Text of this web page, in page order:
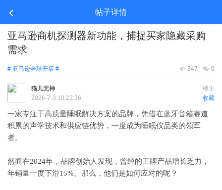
帖子详情
亚马逊商机探测器新功能，捕捉买家隐藏采购
需求
# 亚马逊全球开店 # 0
347
楼主
猫儿无神
收藏
2026-7-3 10:23:36
一家专注于高质量睡眠解决方案的品牌，凭借在蓝牙音箱赛道
积累的声学技术和供应链优势，一度成为睡眠仪品类的领军
者。
然而在2024年，品牌创始人发现，曾经的王牌产品增长乏力，
年销量一度下滑15%。那么，他们是如何应对的呢？